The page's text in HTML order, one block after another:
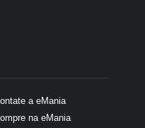
a eMania
na eMania